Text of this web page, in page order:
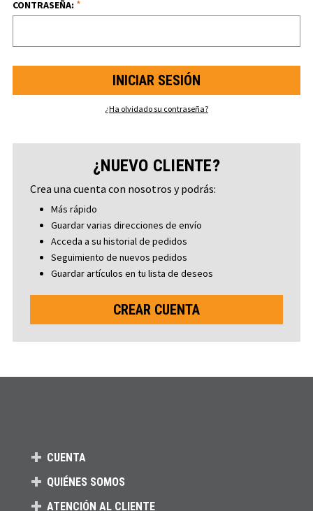
CONTRASEÑA: *
¿Ha olvidado su contraseña?
¿NUEVO CLIENTE?
Crea una cuenta con nosotros y podrás:
Más rápido
Guardar varias direcciones de envío
Acceda a su historial de pedidos
Seguimiento de nuevos pedidos
Guardar artículos en tu lista de deseos
CREAR CUENTA
CUENTA
QUIÉNES SOMOS
ATENCIÓN AL CLIENTE